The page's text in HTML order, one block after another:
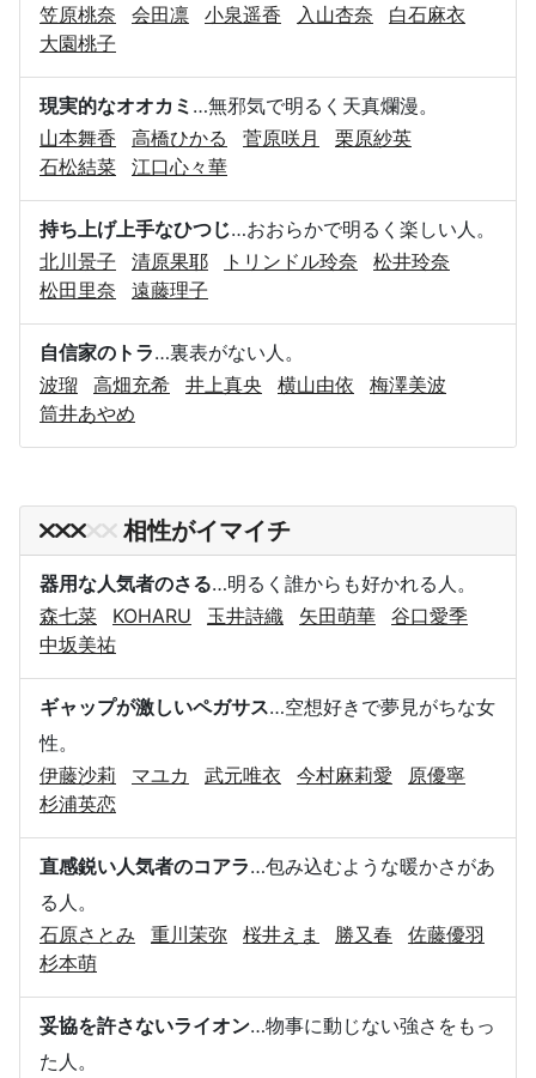
笠原桃奈 会田凛 小泉遥香 入山杏奈
白石麻衣
大園桃子
現実的なオオカミ …無邪気で明るく天真爛漫。
山本舞香
高橋ひかる 菅原咲月
栗原紗英
石松結菜
江口心々華
持ち上げ上手なひつじ…おおらかで明るく楽しい人。
北川景子
清原果耶 トリンドル玲奈
松井玲奈
松田里奈
遠藤理子
自信家のトラ…裏表がない人。
波瑠
高畑充希 井上真央 横山由依
梅澤美波
筒井あやめ
相性がイマイチ
器用な人気者のさる…明るく誰からも好かれる人。
森七菜
KOHARU 玉井詩織 矢田萌華
谷口愛季
中坂美祐
ギャップが激しいペガサス…空想好きで夢見がちな女
性。
伊藤沙莉
マユカ 武元唯衣 今村麻莉愛
原優寧
杉浦英恋
直感鋭い人気者のコアラ…包み込むような暖かさがあ
る人。
石原さとみ
重川茉弥 桜井えま 勝又春
佐藤優羽
杉本萌
妥協を許さないライオン…物事に動じない強さをもっ
た人。